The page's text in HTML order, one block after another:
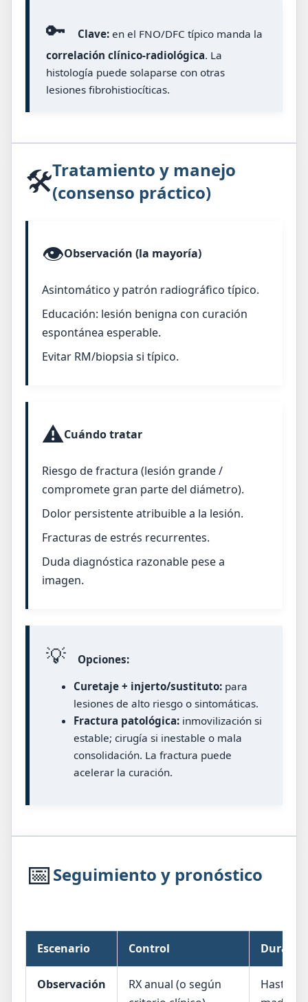
🔑 Clave:en el FNO/DFC típico manda la
correlación clínico-radiológica. La
histología puede solaparse con otras
lesiones fibrohistiocíticas.
🛠️Tratamiento y manejo
(consenso práctico)
👁️Observación (la mayoría)
Asintomático y patrón radiográfico típico.
Educación: lesión benigna con curación
espontánea esperable.
Evitar RM/biopsia si típico.
⚠️Cuándo tratar
Riesgo de fractura (lesión grande /
compromete gran parte del diámetro).
Dolor persistente atribuible a la lesión.
Fracturas de estrés recurrentes.
Duda diagnóstica razonable pese a
imagen.
💡
Opciones:
Curetaje + injerto/sustituto: para
lesiones de alto riesgo o sintomáticas.
Fractura patológica: inmovilización si
estable; cirugía si inestable o mala
consolidación. La fractura puede
acelerar la curación.
📅Seguimiento y pronóstico
Escenario Control
Observación
RX anual (o según
Hasta